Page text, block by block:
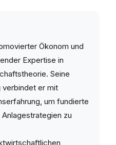
Ökonom und
Expertise in
Seine
verbindet er mit
um fundierte
zu